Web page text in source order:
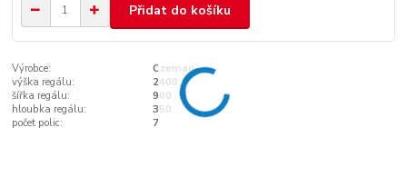
Přidat do košíku
Výrobce:
Czemag
výška regálu:
2400
šířka regálu:
900
hloubka regálu:
350
počet polic:
7